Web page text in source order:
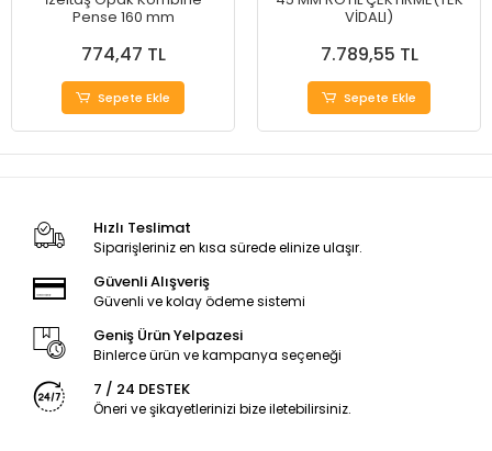
Pense 160 mm
774,47 TL
Sepete Ekle
VİDALI)
7.789,55 TL
Sepete Ekle
Hızlı Teslimat
Siparişleriniz en kısa sürede elinize ulaşır.
Güvenli Alışveriş
Güvenli ve kolay ödeme sistemi
Geniş Ürün Yelpazesi
Binlerce ürün ve kampanya seçeneği
7 / 24 DESTEK
Öneri ve şikayetlerinizi bize iletebilirsiniz.